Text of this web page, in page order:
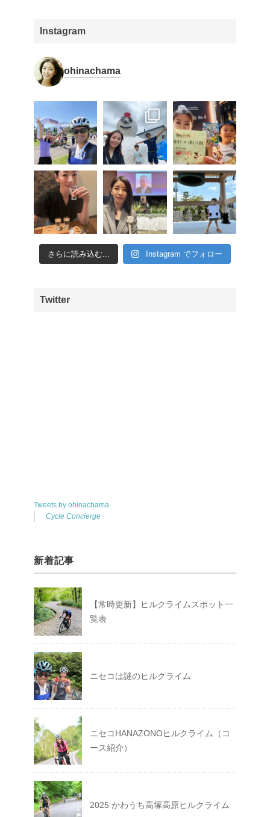
Instagram
ohinachama
さらに読み込む... Instagram でフォロー
Twitter
Tweets by ohinachama
Cycle Concierge
新着記事
【常時更新】ヒルクライムスポット一
覧表
ニセコは謎のヒルクライム
ニセコHANAZONOヒルクライム（コ
ース紹介）
2025 かわうち高塚高原ヒルクライム